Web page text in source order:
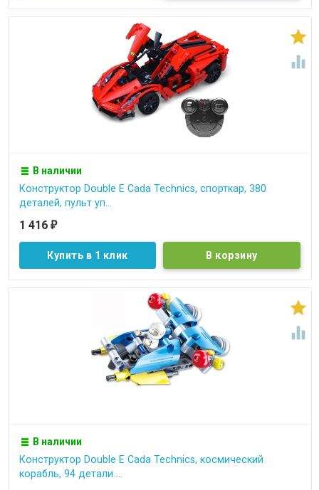


В наличии
Конструктор Double E Cada Technics, спорткар, 380
деталей, пульт уп...
1 416 ₽
Купить в 1 клик


В наличии
Конструктор Double E Cada Technics, космический
корабль, 94 детали ...